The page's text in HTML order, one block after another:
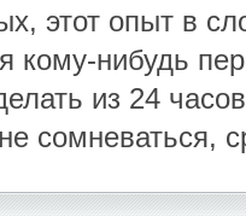
этот опыт в
кому-нибудь
из 24
сомневаться,